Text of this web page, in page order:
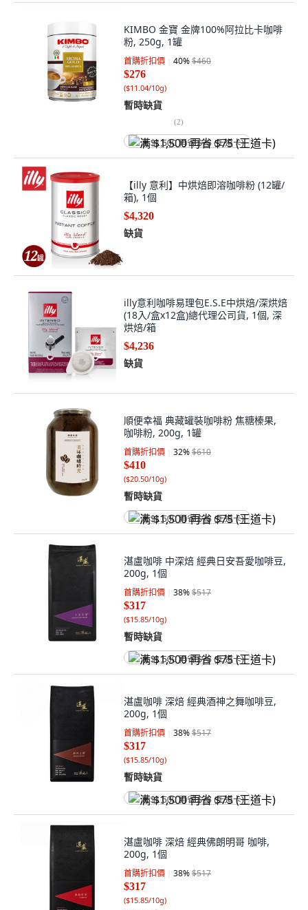
KIMBO 金寶 金牌100%阿拉比卡咖啡
粉, 250g, 1罐
首購折扣價 40%$460
$276
($11.04/10g)
暫時缺貨
(2)
满 $1,500 再省 $75 (王道卡)
【illy 意利】中烘焙即溶咖啡粉 (12罐/
箱), 1個
$4,320
缺貨
illy意利咖啡易理包E.S.E中烘焙/深烘焙
(18入/盒x12盒)總代理公司貨, 1個, 深
烘焙/箱
$4,236
缺貨
順便幸福 典藏罐裝咖啡粉 焦糖榛果,
咖啡粉, 200g, 1罐
首購折扣價 32%$610
$410
($20.50/10g)
暫時缺貨
满 $1,500 再省 $75 (王道卡)
湛盧咖啡 中深焙 經典日安吾愛咖啡豆,
200g, 1個
首購折扣價 38%$517
$317
($15.85/10g)
暫時缺貨
满 $1,500 再省 $75 (王道卡)
湛盧咖啡 深焙 經典酒神之舞咖啡豆,
200g, 1個
首購折扣價 38%$517
$317
($15.85/10g)
暫時缺貨
满 $1,500 再省 $75 (王道卡)
湛盧咖啡 深焙 經典佛朗明哥 咖啡,
200g, 1個
首購折扣價 38%$517
$317
($15.85/10g)